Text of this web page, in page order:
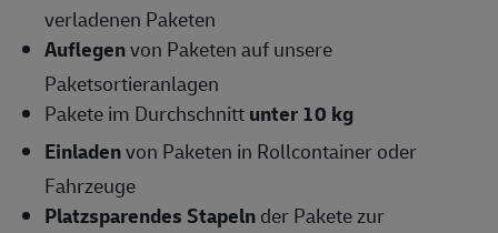
verladenen Paketen
Auflegenvon Paketen auf unsere
Paketsortieranlagen
Pakete im Durchschnittunter 10 kg
Einladenvon Paketen in Rollcontainer oder
Fahrzeuge
Platzsparendes Stapelnder Pakete zur